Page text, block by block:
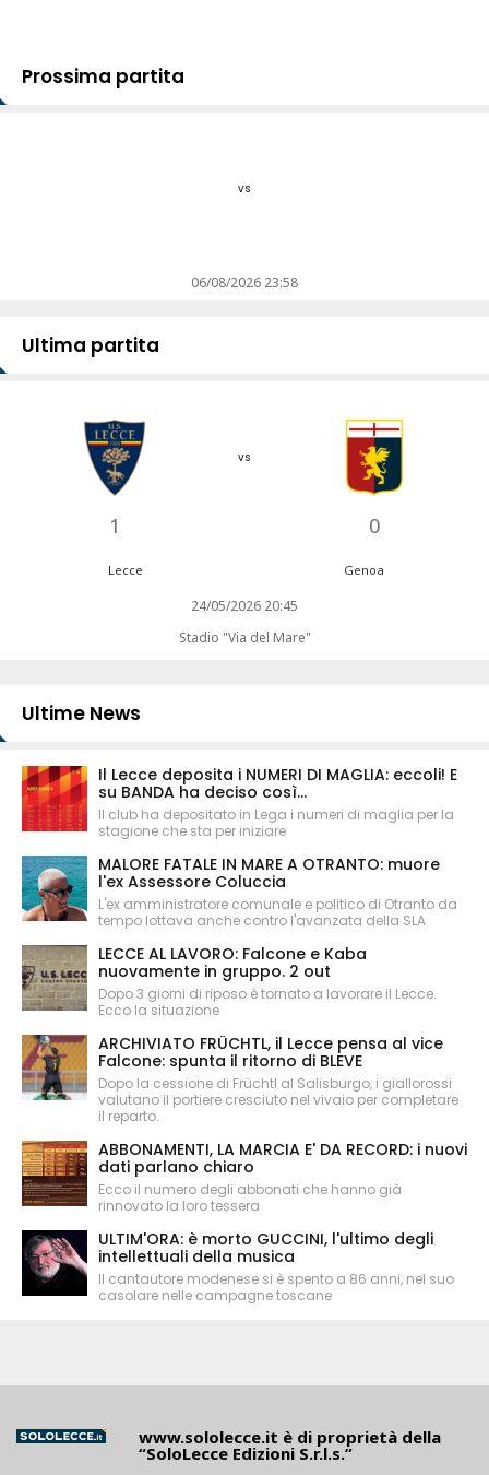
Prossima partita
vs
06/08/2026 23:58
Ultima partita
1
vs
0
Lecce Genoa
24/05/2026 20:45
Stadio "Via del Mare"
Ultime News
Il Lecce deposita i NUMERI DI MAGLIA: eccoli! E
su BANDA ha deciso così...
Il club ha depositato in Lega i numeri di maglia per la
stagione che sta per iniziare
MALORE FATALE IN MARE A OTRANTO: muore
l'ex Assessore Coluccia
L'ex amministratore comunale e politico di Otranto da
tempo lottava anche contro l'avanzata della SLA
LECCE AL LAVORO: Falcone e Kaba
nuovamente in gruppo. 2 out
Dopo 3 giorni di riposo è tornato a lavorare il Lecce.
Ecco la situazione
ARCHIVIATO FRÜCHTL, il Lecce pensa al vice
Falcone: spunta il ritorno di BLEVE
Dopo la cessione di Früchtl al Salisburgo, i giallorossi
valutano il portiere cresciuto nel vivaio per completare
il reparto.
ABBONAMENTI, LA MARCIA E' DA RECORD: i nuovi
dati parlano chiaro
Ecco il numero degli abbonati che hanno già
rinnovato la loro tessera
ULTIM'ORA: è morto GUCCINI, l'ultimo degli
intellettuali della musica
Il cantautore modenese si è spento a 86 anni, nel suo
casolare nelle campagne toscane
www.sololecce.it è di proprietà della
“SoloLecce Edizioni S.r.l.s.”